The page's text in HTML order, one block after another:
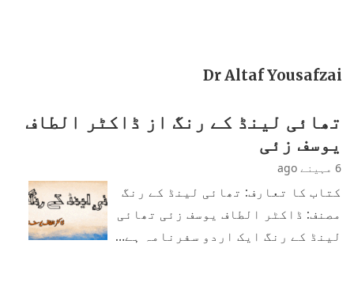
Dr Altaf Yousafzai
تھائی لینڈ کے رنگ از ڈاکٹر الطاف
یوسف زئی
6 مہینے ago
کتاب کا تعارف: تھائی لینڈ کے رنگ
مصنف: ڈاکٹر الطاف یوسف زئی تھائی
لینڈ کے رنگ ایک اردو سفرنامہ ہے…